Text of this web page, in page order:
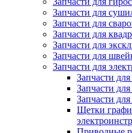
Запчасти для
Запчасти для
Запчасти для
Запчасти для
Запчасти для
Запчасти для
Запчасти
Запчасти
Запчасти
Щетки